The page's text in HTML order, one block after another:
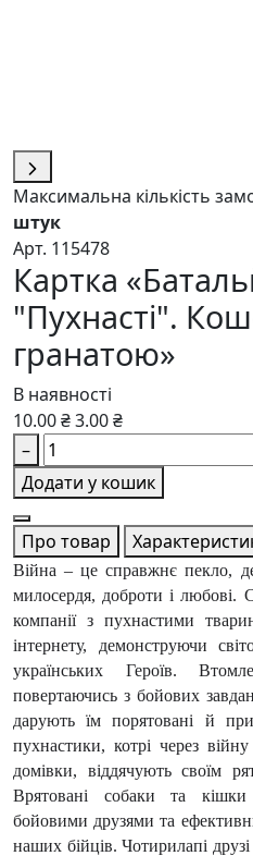
Максимальна кількість
штук
Арт. 115478
Картка
"Пухнасті".
гранатою»
В наявності
10.00 ₴3.00 ₴
–
Додати у кошик
Про товар
Війна – це справжнє пекло,
милосердя, доброти і любові.
компанії з пухнастими
інтернету, демонструючи
українських Героїв.
повертаючись з бойових
дарують їм порятовані й
пухнастики, котрі через
домівки, віддячують своїм
Врятовані собаки та
бойовими друзями та
наших бійців. Чотирилапі